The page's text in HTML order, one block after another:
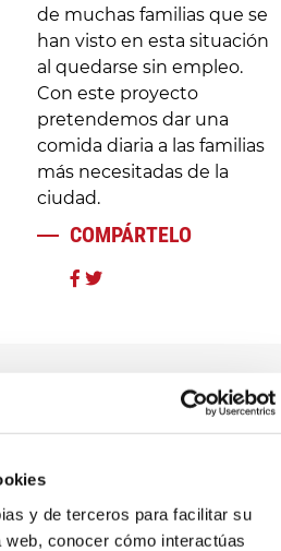
y de terceros para facilitar su
web, conocer cómo interactúas
de muchas familias que se
han visto en esta situación
al quedarse sin empleo.
Con este proyecto
pretendemos dar una
comida diaria a las familias
más necesitadas de la
ciudad.
COMPÁRTELO
ayuda ¡Te